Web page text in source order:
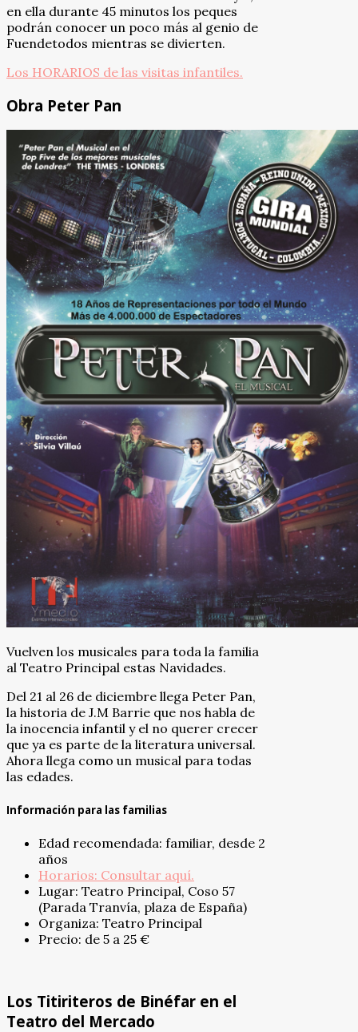
en ella durante 45 minutos los peques
podrán conocer un poco más al genio de
Fuendetodos mientras se divierten.
Los HORARIOS de las visitas infantiles.
Obra Peter Pan
Vuelven los musicales para toda la familia
al Teatro Principal estas Navidades.
Del 21 al 26 de diciembre llega Peter Pan,
la historia de J.M Barrie que nos habla de
la inocencia infantil y el no querer crecer
que ya es parte de la literatura universal.
Ahora llega como un musical para todas
las edades.
Información para las familias
Edad recomendada: familiar, desde 2
años
Horarios: Consultar aquí.
Lugar: Teatro Principal, Coso 57
(Parada Tranvía, plaza de España)
Organiza: Teatro Principal
Precio: de 5 a 25 €
Los Titiriteros de Binéfar en el
Teatro del Mercado